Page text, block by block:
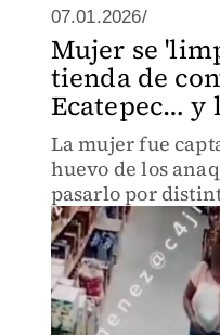
07.01.2026/
Mujer se
tienda de
Ecatepec… y
La mujer fue
huevo de los
pasarlo por